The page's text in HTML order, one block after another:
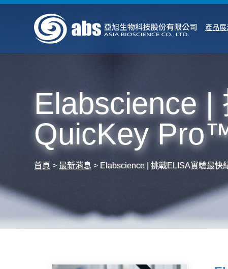
產品展
Elabscience |
QuicKey
首頁 >最新消息 > Elabscience | 挑戰ELISA實驗最